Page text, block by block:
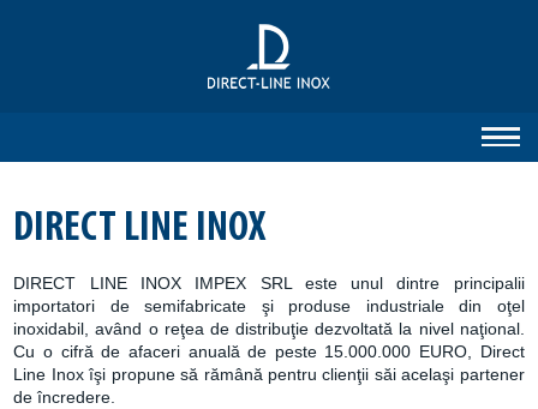
DIRECT LINE INOX
DIRECT LINE INOX IMPEX SRL este unul dintre principalii
importatori de semifabricate şi produse industriale din oţel
inoxidabil, având o reţea de distribuţie dezvoltată la nivel naţional.
Cu o cifră de afaceri anuală de peste 15.000.000 EURO, Direct
Line Inox îşi propune să rămână pentru clienţii săi acelaşi partener
de încredere.